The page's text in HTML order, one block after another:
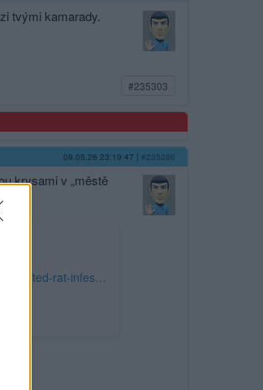
tvými kamarady.
#235303
09.05.26 23:19:47 | #235286
krysami v „městě
https://www.breitbart.com/health/2026/05/09/photo-patient-zero-who-died-hantavirus-outbreak-had-visited-rat-infested-argentine-landfill-city-end-world/